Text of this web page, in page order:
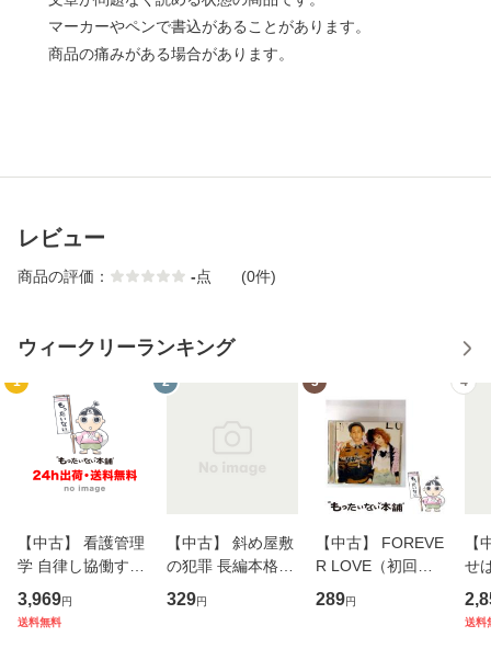
マーカーやペンで書込があることがあります。
商品の痛みがある場合があります。
レビュー
商品の評価： -点 (0件)
ウィークリーランキング
1
【中古】 看護管理
学 自律し協働する
専門職の看護マネ
ジメントスキル 改
3,969円
送料無料
2
【中古】 斜め屋敷
の犯罪 長編本格推
理小説 (光文社文
庫) / 島田荘司 / 光
329円
3
【中古】 FOREVE
R LOVE（初回生
産限定盤） / 清水
翔太×加藤ミリヤ /
289円
4
【
せ
タ
送料